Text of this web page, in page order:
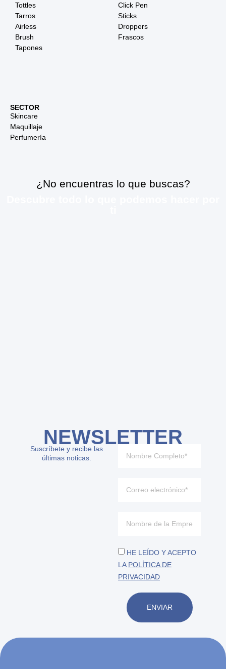
Tottles
Tarros
Airless
Brush
Tapones
Click Pen
Sticks
Droppers
Frascos
SECTOR
Skincare
Maquillaje
Perfumería
¿No encuentras lo que buscas?
NEWSLETTER
Suscríbete y recibe las
últimas noticas.
HE LEÍDO Y ACEPTO
LA POLÍTICA DE
PRIVACIDAD
ENVIAR